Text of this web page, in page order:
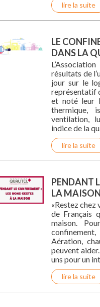
lire la suite
LE
DANS LA
résultats de
jour sur le
représentatif
et noté leur
thermique,
ventilation,
indice de la
lire la suite
PENDANT
LA MAISON
«Restez
de Français
maison.
Aération,
peuvent
uns pour un
lire la suite